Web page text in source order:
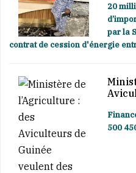
20
par la
contrat de cession d'énergie
500